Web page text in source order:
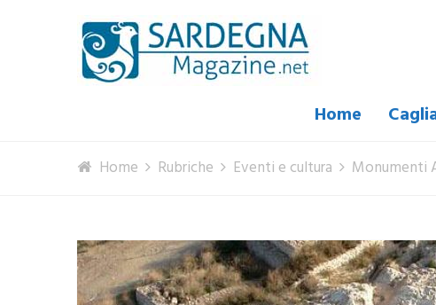
Home
Home Rubriche Eventi e cultura Monumenti